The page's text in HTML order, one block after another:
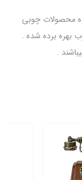
با نام تجاری 4451 در گروه محصولات چوبی
بهره برده شده .